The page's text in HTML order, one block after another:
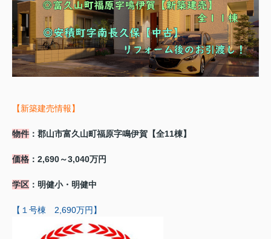
【新築建売情報】
物件 ：郡山市富久山町福原字鳴伊賀【全11棟】
価格 ：2,690～3,040万円
学区 ：明健小・明健中
【１号棟 2,690万円】